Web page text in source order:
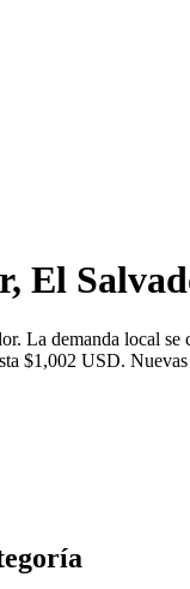
El
La demanda local
$1,002 USD.